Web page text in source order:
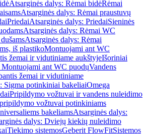
Atsarginės dalys: Rėmai bidėRėmai
Atsarginės dalys: Rėmai praustuvų
PriedaiAtsarginės dalys: PriedaiSieninės
Atsarginės dalys: Rėmai WC
Atsarginės dalys: Rėmai
iš plastikoMontuojami ant WC
žemai ir vidutiniame aukštyjeIšoriniai
Montuojami ant WC puodųVandens
žemai ir vidutiniame
Sigma potinkiniai bakeliaiOmega
Pripildymo vožtuvai ir vandens nuleidimo
vožtuvai potinkiniams
bakeliamsAtsarginės dalys:
dalys: Dviejų kiekių nuleidimo
Tiekimo sistemosGeberit FlowFitSistemos